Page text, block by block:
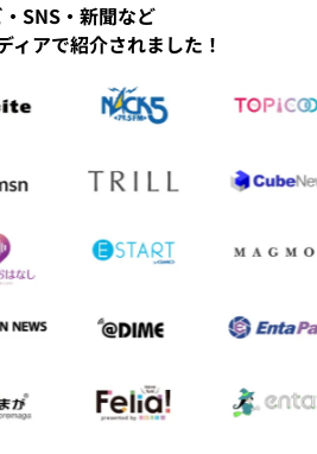
SNS・新聞など
ィアで紹介されました！